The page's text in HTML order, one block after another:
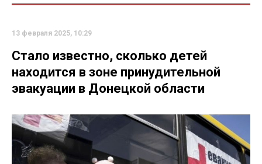
13 февраля 2025, 10:29
Стало известно, сколько детей
находится в зоне принудительной
эвакуации в Донецкой области